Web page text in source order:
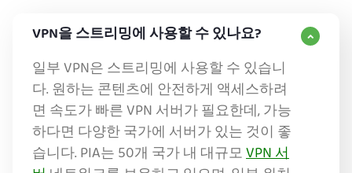
VPN을 스트리밍에 사용할 수 있나요?
일부 VPN은 스트리밍에 사용할 수 있습니
다. 원하는 콘텐츠에 안전하게 액세스하려
면 속도가 빠른 VPN 서버가 필요한데, 가능
하다면 다양한 국가에 서버가 있는 것이 좋
습니다. PIA는 50개 국가 내 대규모VPN 서